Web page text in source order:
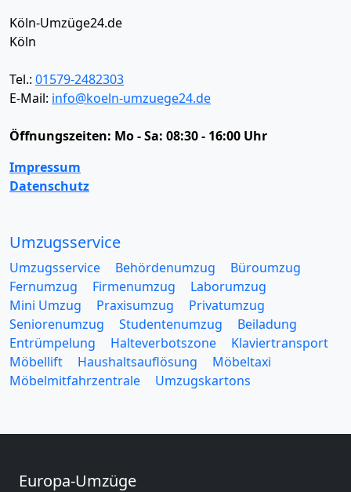
Köln-Umzüge24.de
Köln
Tel.: 01579-2482303
E-Mail: info@koeln-umzuege24.de
Öffnungszeiten: Mo - Sa: 08:30 - 16:00 Uhr
Impressum
Datenschutz
Umzugsservice
Umzugsservice Behördenumzug
Büroumzug
Fernumzug
Firmenumzug
Laborumzug
Mini Umzug
Praxisumzug
Privatumzug
Seniorenumzug
Studentenumzug
Beiladung
Entrümpelung
Halteverbotszone
Klaviertransport
Möbellift
Haushaltsauflösung
Möbeltaxi
Möbelmitfahrzentrale
Umzugskartons
Europa-Umzüge